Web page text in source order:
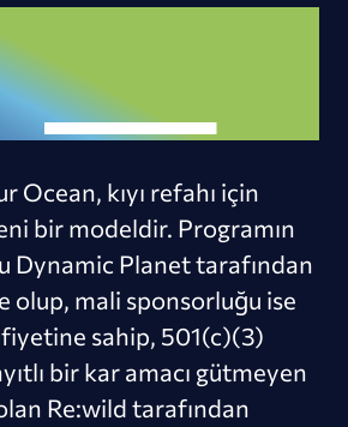
Ocean, kıyı refahı için
bir modeldir. Programın
Dynamic Planet tarafından
olup, mali sponsorluğu ise
sahip, 501(c)(3)
bir kar amacı gütmeyen
Re:wild tarafından